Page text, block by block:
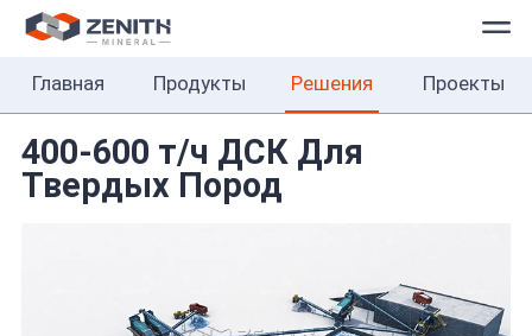
Главная
Продукты
Решения
Главная Продукты Решения Проекты
400-600 т/ч ДСК Для
Твердых Пород